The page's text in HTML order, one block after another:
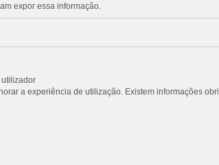
expor essa informação.
a experiência de utilização. Existem informações